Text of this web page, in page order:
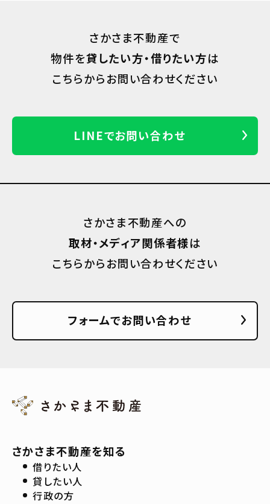
さかさま不動産で
物件を貸したい方・借りたい方は
こちらからお問い合わせください
LINEでお問い合わせ
さかさま不動産への
取材・メディア関係者様は
こちらからお問い合わせください
フォームでお問い合わせ
さかさま不動産を知る
借りたい人
貸したい人
行政の方